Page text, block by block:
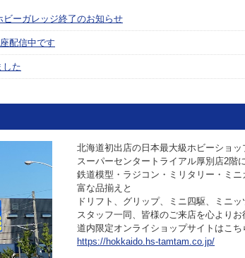
ーガレッジ終了のお知らせ
配信中です
した
北海道初出店の日本最大級ホビーショ
スーパーセンタートライアル厚別店2階
鉄道模型・ラジコン・ミリタリー・ミ
富な品揃えと
ドリフト、グリップ、ミニ四駆、ミニ
スタッフ一同、皆様のご来店を心よりお
道内限定オンライショップサイトはこち
https://hokkaido.hs-tamtam.co.jp/